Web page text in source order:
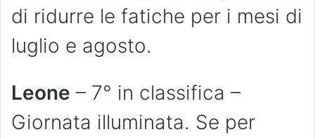
di ridurre le fatiche per i mesi di
luglio e agosto.
Leone – 7° in classifica –
Giornata illuminata. Se per